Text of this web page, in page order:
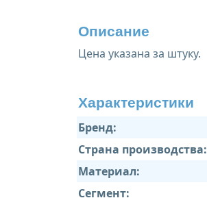
Описание
Цена указана за штуку.
Характеристики
Бренд:
Страна производства:
Материал:
Сегмент: